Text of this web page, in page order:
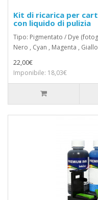
Kit di ricarica per
con liquido di pulizia
Tipo: Pigmentato / Dye
Nero , Cyan , Magenta ,
22,00€
Imponibile: 18,03€